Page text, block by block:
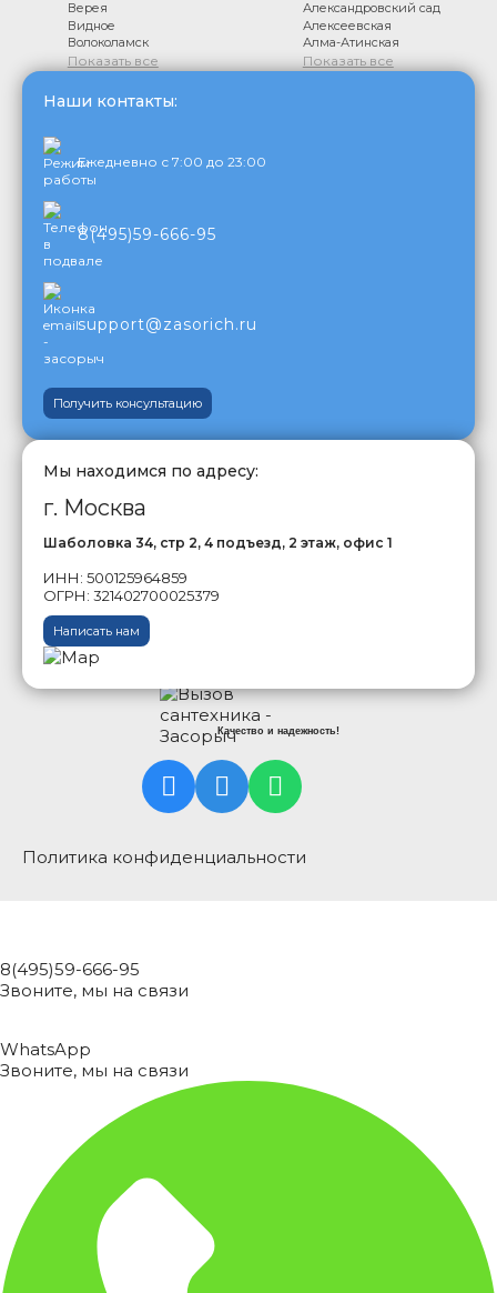
Качество и надежность!
Верея
Видное
Волоколамск
Показать все
Александровский сад
Алексеевская
Алма-Атинская
Показать все
Наши контакты:
Ежедневно с 7:00 до 23:00
8(495)59-666-95
support@zasorich.ru
Получить консультацию
Мы находимся по адресу:
г. Москва
Шаболовка 34, стр 2, 4 подъезд, 2 этаж, офис 1
ИНН: 500125964859
ОГРН: 321402700025379
Написать нам
Политика конфиденциальности
8(495)59-666-95
Звоните, мы на связи
WhatsApp
Звоните, мы на связи